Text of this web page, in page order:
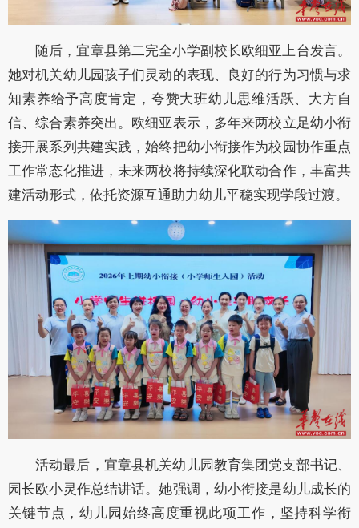
随后，宜章县第二完全小学副校长欧细亚上台发言。
她对机关幼儿园孩子们灵动的表现、良好的行为习惯与求
知素养给予高度肯定，夸赞大班幼儿思维活跃、大方自
信、综合素养突出。欧细亚表示，多年来两校立足幼小衔
接开展系列共建实践，始终把幼小衔接作为校园协作重点
工作常态化推进，未来两校将持续深化联动合作，丰富共
建活动形式，依托资源互通助力幼儿平稳实现学段过渡。
活动最后，宜章县机关幼儿园教育集团党支部书记、
园长欧小灵作总结讲话。她强调，幼小衔接是幼儿成长的
关键节点，幼儿园始终高度重视此项工作，坚持科学衔